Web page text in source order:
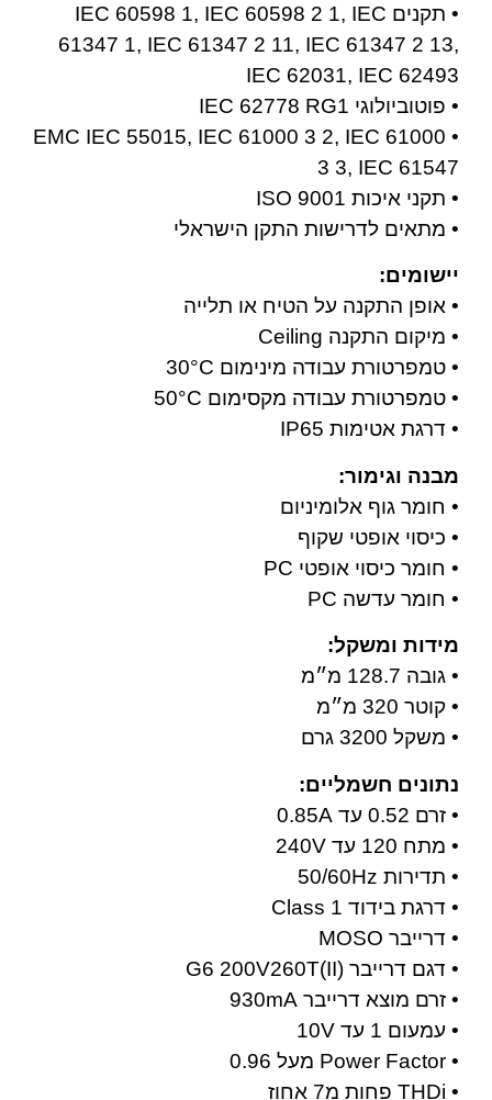
• תקנים IEC 60598 1, IEC 60598 2 1, IEC
61347 1, IEC 61347 2 11, IEC 61347 2 13,
IEC 62031, IEC 62493
• פוטוביולוגי IEC 62778 RG1
• EMC IEC 55015, IEC 61000 3 2, IEC 61000
3 3, IEC 61547
• תקני איכות ISO 9001
• מתאים לדרישות התקן הישראלי
יישומים:
• אופן התקנה על הטיח או תלייה
• מיקום התקנה Ceiling
• טמפרטורת עבודה מינימום 30°C
• טמפרטורת עבודה מקסימום 50°C
• דרגת אטימות IP65
מבנה וגימור:
• חומר גוף אלומיניום
• כיסוי אופטי שקוף
• חומר כיסוי אופטי PC
• חומר עדשה PC
מידות ומשקל:
• גובה 128.7 מ״מ
• קוטר 320 מ״מ
• משקל 3200 גרם
נתונים חשמליים:
• זרם 0.52 עד 0.85A
• מתח 120 עד 240V
• תדירות 50/60Hz
• דרגת בידוד Class 1
• דרייבר MOSO
• דגם דרייבר G6 200V260T(II)
• זרם מוצא דרייבר 930mA
• עמעום 1 עד 10V
• Power Factor מעל 0.96
• THDi פחות מ7 אחוז